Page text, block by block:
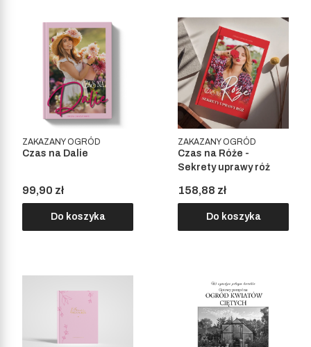
ZAKAZANY OGRÓD
Czas na Dalie
Cena
99,90 zł
Do koszyka
ZAKAZANY OGRÓD
Czas na Róże -
Sekrety uprawy róż
Cena
158,88 zł
Do koszyka